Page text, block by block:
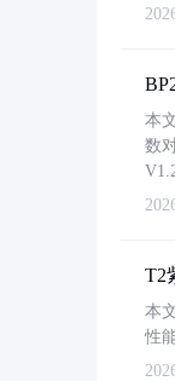
本
数
T2
本
性